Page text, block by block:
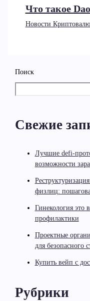
Что такое
Новости
Поиск
Свежие
Лучшие defi-
возможности
физлиц:
Гинекология это
профилактики
Проектные
для безопасного
Купить вейп с
Рубрики